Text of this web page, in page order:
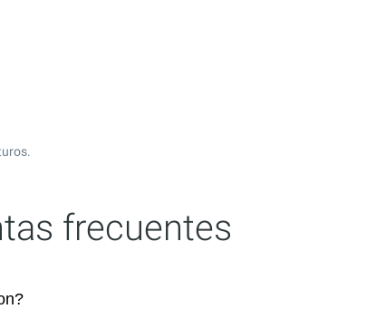
frecuentes